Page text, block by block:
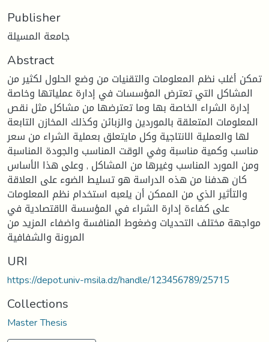
Publisher
جامعة المسيلة
Abstract
تمكن أغلب نظم المعلومات والتقنيات من وضع الحلول لكثير من
المشاكل التي تعترض المؤسسات في إدارة عملياتها وخاصة
إدارة الشراء الخاصة بها وما تعترضها من مشاكل مثل نقص
المعلومات المتعلقة بالموردين والزبائن وكذلك المخازن التابعة
لها والعملية الانتاجية وكل مايتعلق بعملية الشراء من سعر
مناسب وكمية مناسبة وفي الوقت المناسب والجودة المناسبة
ومن المورد المناسب وغيرها من المشاكل , وعلى هذا الأساس
كان هدفنا من هذه الدراسة هو تسليط الضوء على العلاقة
والتأثير الذي من الممكن أن يلعبه استخدام نظم المعلومات
على كفاءة إدارة الشراء في المؤسسة الاقتصادية في
مواجهة مختلف التحديات وضغوط المنافسة واضفاء المزيد من
المرونة والشفافية
URI
https://depot.univ-msila.dz/handle/123456789/25715
Collections
Master Thesis